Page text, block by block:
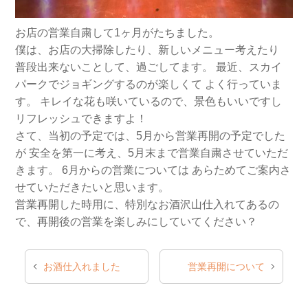
お店の営業自粛して1ヶ月がたちました。
僕は、お店の大掃除したり、新しいメニュー考えたり
普段出来ないことして、過ごしてます。
最近、スカイ
パークでジョギングするのが楽しくて よく行っていま
す。
キレイな花も咲いているので、景色もいいですし
リフレッシュできますよ！
さて、当初の予定では、5月から営業再開の予定でした
が 安全を第一に考え、5月末まで営業自粛させていただ
きます。
6月からの営業については あらためてご案内さ
せていただきたいと思います。
営業再開した時用に、特別なお酒沢山仕入れてあるの
で、再開後の営業を楽しみにしていてください？
お酒仕入れました 営業再開について